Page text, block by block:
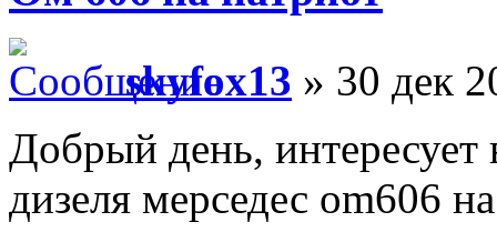
skyfox13 » 30 дек
Добрый день, интересует
дизеля мерседес om606